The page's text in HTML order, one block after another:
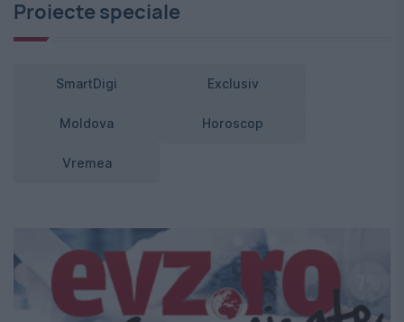
Proiecte speciale
SmartDigi Exclusiv
Moldova Horoscop
Vremea